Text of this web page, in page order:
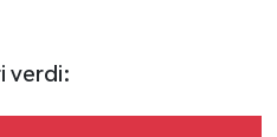
verdi: